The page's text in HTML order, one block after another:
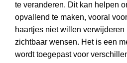
te veranderen. Dit kan helpen
opvallend te maken, vooral
haartjes niet willen verwijderen
zichtbaar wensen. Het is een
wordt toegepast voor